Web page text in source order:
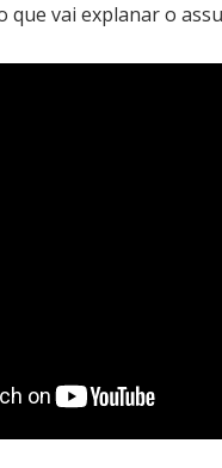
que vai explanar o